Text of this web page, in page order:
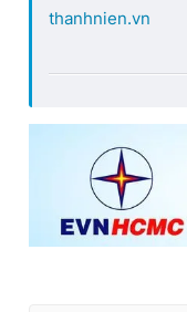
thanhnien.vn